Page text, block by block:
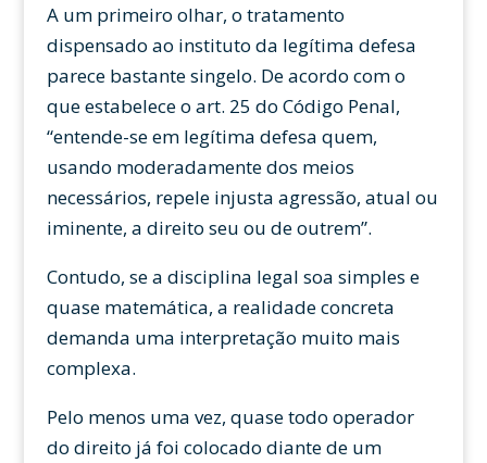
A um primeiro olhar, o tratamento
dispensado ao instituto da legítima defesa
parece bastante singelo. De acordo com o
que estabelece o art. 25 do Código Penal,
“entende-se em legítima defesa quem,
usando moderadamente dos meios
necessários, repele injusta agressão, atual ou
iminente, a direito seu ou de outrem”.
Contudo, se a disciplina legal soa simples e
quase matemática, a realidade concreta
demanda uma interpretação muito mais
complexa.
Pelo menos uma vez, quase todo operador
do direito já foi colocado diante de um